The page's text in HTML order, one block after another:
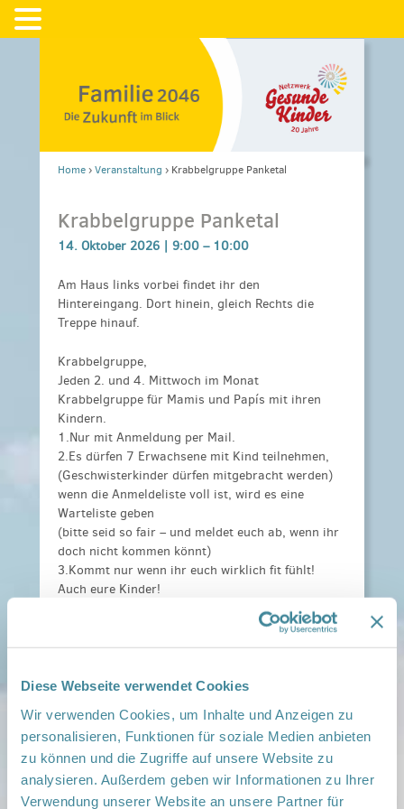
Diese Webseite verwendet Cookies
Wir verwenden Cookies, um Inhalte und Anzeigen zu
personalisieren, Funktionen für soziale Medien anbieten
zu können und die Zugriffe auf unsere Website zu
analysieren. Außerdem geben wir Informationen zu Ihrer
Verwendung unserer Website an unsere Partner für
Home›Veranstaltung › Krabbelgruppe Panketal
Krabbelgruppe Panketal
14. Oktober 2026 | 9:00 – 10:00
Am Haus links vorbei findet ihr den
Hintereingang. Dort hinein, gleich Rechts die
Treppe hinauf.
Krabbelgruppe,
Jeden 2. und 4. Mittwoch im Monat
Krabbelgruppe für Mamis und Papís mit ihren
Kindern.
1.Nur mit Anmeldung per Mail.
2.Es dürfen 7 Erwachsene mit Kind teilnehmen,
(Geschwisterkinder dürfen mitgebracht werden)
wenn die Anmeldeliste voll ist, wird es eine
Warteliste geben
(bitte seid so fair – und meldet euch ab, wenn ihr
doch nicht kommen könnt)
3.Kommt nur wenn ihr euch wirklich fit fühlt!
Auch eure Kinder!
2,00 € Dankes Taler für die Spendenbox.
Anmeldeinformationen:unter:
Weitere Informationen: Familienflyer-BER-2025
geändert-002.jpg
Veranstaltungsort:
Im Jugendclub Villa Panketal, Schönower Str.16,
16341 Panketal